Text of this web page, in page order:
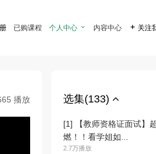
已购课程 个人中心  内容中心  关注
播放 选集(133)
[1] 【教师资格证面试】超
燃！！看学姐如...
2.7万播放